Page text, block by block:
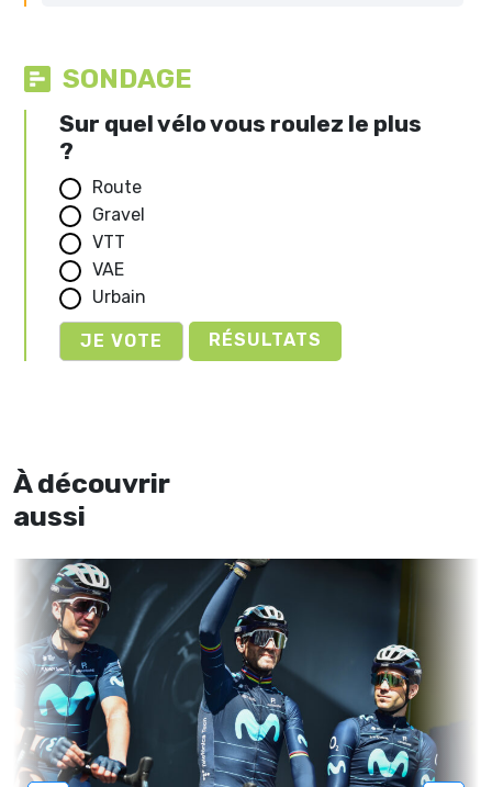
SONDAGE
Sur quel vélo vous roulez le plus
?
Route
Gravel
VTT
VAE
Urbain
RÉSULTATS
À découvrir
aussi